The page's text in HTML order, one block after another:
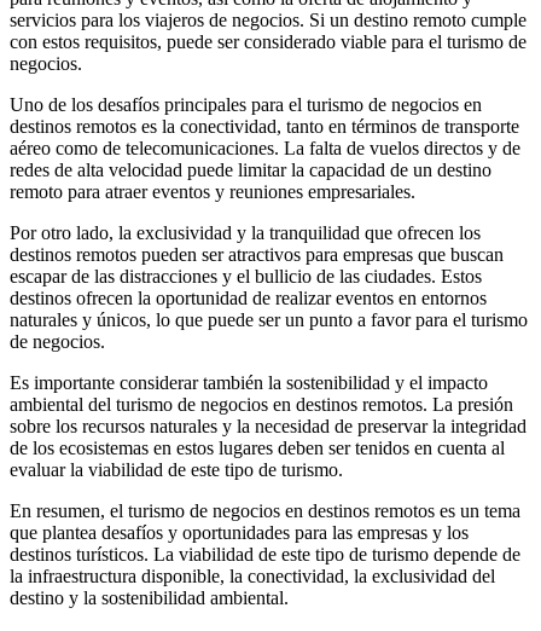
servicios para los viajeros de negocios. Si un destino remoto cumple
con estos requisitos, puede ser considerado viable para el turismo de
negocios.
Uno de los desafíos principales para el turismo de negocios en
destinos remotos es la conectividad, tanto en términos de transporte
aéreo como de telecomunicaciones. La falta de vuelos directos y de
redes de alta velocidad puede limitar la capacidad de un destino
remoto para atraer eventos y reuniones empresariales.
Por otro lado, la exclusividad y la tranquilidad que ofrecen los
destinos remotos pueden ser atractivos para empresas que buscan
escapar de las distracciones y el bullicio de las ciudades. Estos
destinos ofrecen la oportunidad de realizar eventos en entornos
naturales y únicos, lo que puede ser un punto a favor para el turismo
de negocios.
Es importante considerar también la sostenibilidad y el impacto
ambiental del turismo de negocios en destinos remotos. La presión
sobre los recursos naturales y la necesidad de preservar la integridad
de los ecosistemas en estos lugares deben ser tenidos en cuenta al
evaluar la viabilidad de este tipo de turismo.
En resumen, el turismo de negocios en destinos remotos es un tema
que plantea desafíos y oportunidades para las empresas y los
destinos turísticos. La viabilidad de este tipo de turismo depende de
la infraestructura disponible, la conectividad, la exclusividad del
destino y la sostenibilidad ambiental.